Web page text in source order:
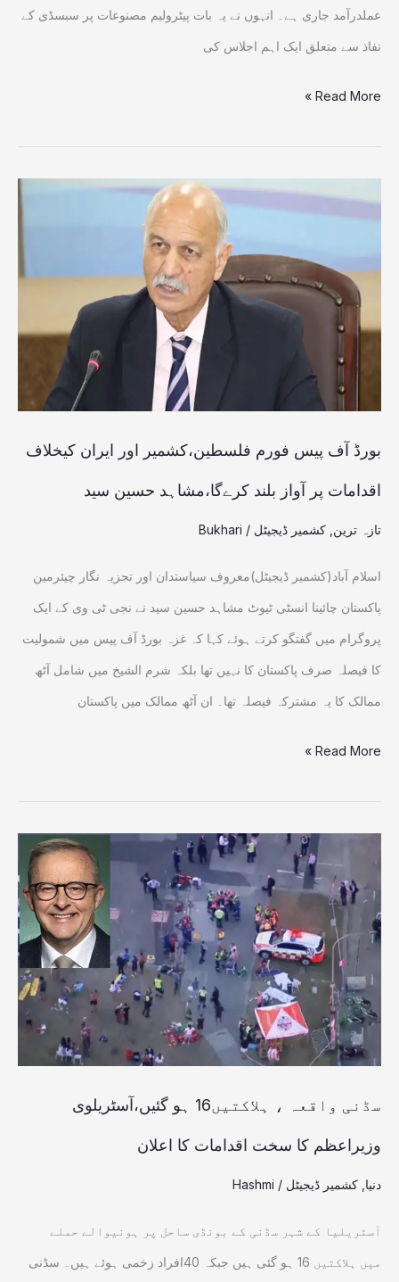
عملدرآمد جاری ہے۔ انہوں نے یہ بات پیٹرولیم مصنوعات پر سبسڈی کے
نفاذ سے متعلق ایک اہم اجلاس کی
Read More »
بورڈ آف پیس فورم فلسطین،کشمیر اور ایران کیخلاف
اقدامات پر آواز بلند کرےگا،مشاہد حسین سید
تازہ ترین کشمیر ڈیجیٹل /
Bukhari
اسلام آباد(کشمیر ڈیجیٹل)معروف سیاستدان اور تجزیہ نگار چیئرمین
پاکستان چائینا انسٹی ٹیوٹ مشاہد حسین سید نے نجی ٹی وی کے ایک
پروگرام میں گفتگو کرتے ہوئے کہا کہ غزہ بورڈ آف پیس میں شمولیت
کا فیصلہ صرف پاکستان کا نہیں تھا بلکہ شرم الشیخ میں شامل آٹھ
ممالک کا یہ مشترکہ فیصلہ تھا۔ ان آٹھ ممالک میں پاکستان
فورم
فلسطین،کشمیر
کیخلاف
اقدامات
بلند
کرےگا،مشاہد
حسین
سید
Read More »
سڈنی واقعہ ، ہلاکتیں16 ہو گئیں،آسٹریلوی
وزیراعظم کا سخت اقدامات کا اعلان
دنیا کشمیر ڈیجیٹل /
Hashmi
آسٹریلیا کے شہر سڈنی کے بونڈی ساحل پر ہونیوالے حملے
میں ہلاکتیں 16 ہو گئی ہیں جبکہ 40افراد زخمی ہوئے ہیں۔ سڈنی
واقعہ
،
ہلاکتیں16
ہو
گئیں،آسٹریلوی
وزیراعظم
کا
سخت
کا
اعلان